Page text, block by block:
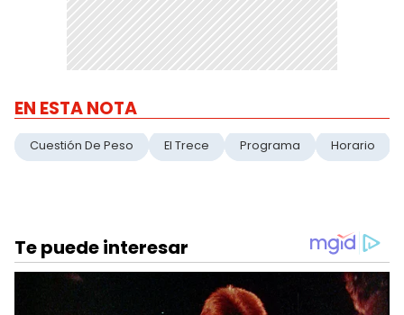
EN ESTA NOTA
Cuestión De Peso El Trece Programa Horario